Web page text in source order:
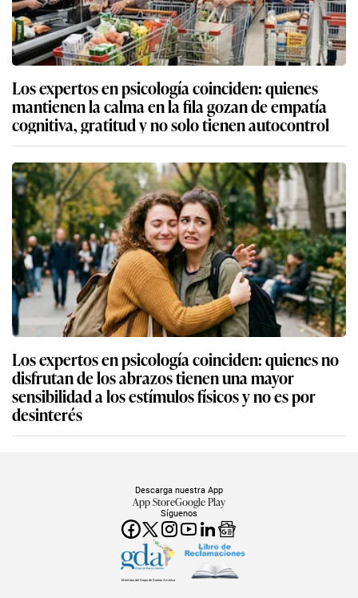
Los expertos en psicología coinciden: quienes
mantienen la calma en la fila gozan de empatía
cognitiva, gratitud y no solo tienen autocontrol
Los expertos en psicología coinciden: quienes no
disfrutan de los abrazos tienen una mayor
sensibilidad a los estímulos físicos y no es por
desinterés
Síguenos
Descarga nuestra App
App StoreGoogle Play
Miembro del Grupo de Diarios América